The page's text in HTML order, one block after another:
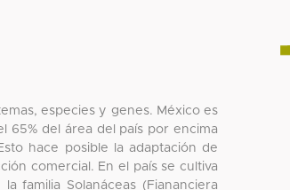
especies y genes. México es
65% del área del país por encima
hace posible la adaptación de
comercial. En el país se cultiva
familia Solanáceas (Fiananciera